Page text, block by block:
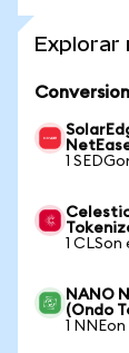
Explorar
1
1
NANO
(Ondo
1